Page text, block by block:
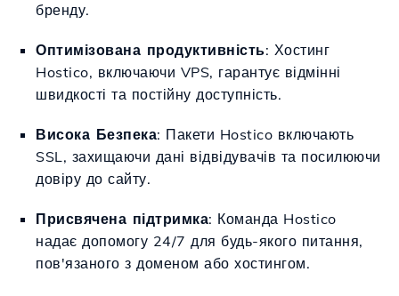
бренду.
Оптимізована продуктивність: Хостинг
Hostico, включаючи VPS, гарантує відмінні
швидкості та постійну доступність.
Висока Безпека: Пакети Hostico включають
SSL, захищаючи дані відвідувачів та посилюючи
довіру до сайту.
Присвячена підтримка: Команда Hostico
надає допомогу 24/7 для будь-якого питання,
пов'язаного з доменом або хостингом.